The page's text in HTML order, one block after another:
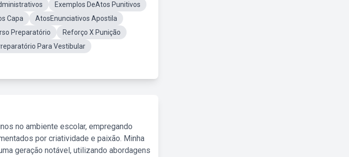
Exemplos DeAtos Punitivos
Capa
AtosEnunciativos Apostila
Preparatório
Reforço X Punição
Para Vestibular
no ambiente escolar, empregando
por criatividade e paixão. Minha
geração notável, utilizando abordagens